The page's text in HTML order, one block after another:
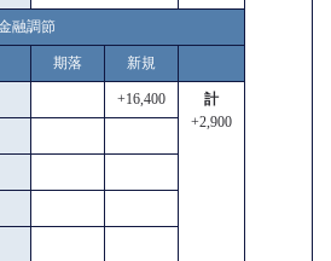
融調節
期落 新規
+16,400
計
+2,900